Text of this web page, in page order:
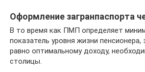
Оформление загранпаспорта
В то время как ПМП определяет
показатель уровня жизни пенсионера,
равно оптимальному доходу,
столицы.